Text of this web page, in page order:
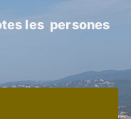
les persones